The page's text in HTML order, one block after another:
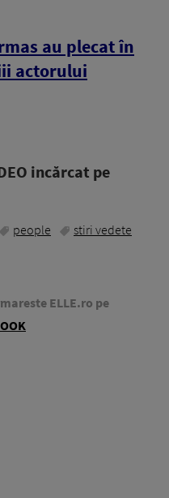
au plecat în
actorului
incărcat pe
people stiri vedete
ELLE.ro pe